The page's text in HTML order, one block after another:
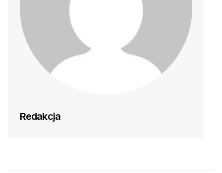
Redakcja